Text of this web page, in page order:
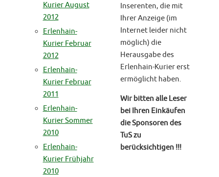
Kurier August
2012
Erlenhain-
Kurier Februar
2012
Erlenhain-
Kurier Februar
2011
Erlenhain-
Kurier Sommer
2010
Erlenhain-
Kurier Frühjahr
2010
Inserenten, die mit
Ihrer Anzeige (im
Internet leider nicht
möglich) die
Herausgabe des
Erlenhain-Kurier erst
ermöglicht haben.
Wir bitten alle Leser
bei Ihren Einkäufen
die Sponsoren des
TuS zu
berücksichtigen !!!